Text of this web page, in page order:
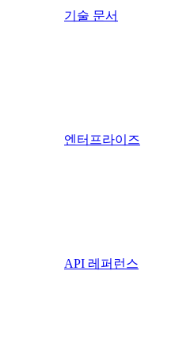
기술 문서
엔터프라이즈
API 레퍼런스